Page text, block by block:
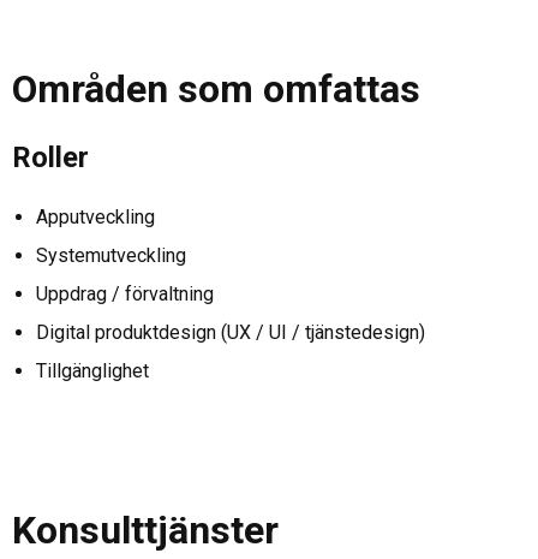
Områden som omfattas
Roller
Apputveckling
Systemutveckling
Uppdrag / förvaltning
Digital produktdesign (UX / UI / tjänstedesign)
Tillgänglighet
Konsulttjänster